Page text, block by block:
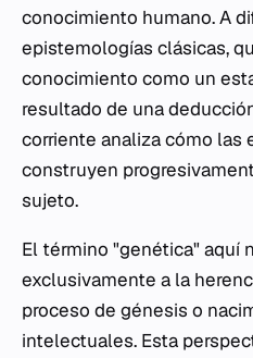
conocimiento humano. A
epistemologías clásicas,
conocimiento como un
resultado de una
corriente analiza cómo las
construyen
sujeto.
El término "genética" aquí
exclusivamente a la
proceso de génesis o
intelectuales. Esta